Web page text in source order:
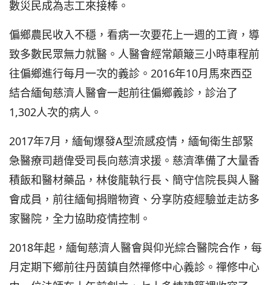
數災民成為志工來接棒。
偏鄉農民收入不穩，看病一次要花上一週的工資，導
致多數民眾無力就醫。人醫會經常顛簸三小時車程前
往偏鄉進行每月一次的義診。2016年10月馬來西亞
結合緬甸慈濟人醫會一起前往偏鄉義診，診治了
1,302人次的病人。
2017年7月，緬甸爆發A型流感疫情，緬甸衛生部緊
急醫療司趙偉受司長向慈濟求援。慈濟準備了大量香
積飯和醫材藥品，林俊龍執行長、簡守信院長與人醫
會成員，前往緬甸捐贈物資、分享防疫經驗並走訪多
家醫院，全力協助疫情控制。
2018年起，緬甸慈濟人醫會與仰光綜合醫院合作，每
月定期下鄉前往丹茵鎮自然禪修中心義診。禪修中心